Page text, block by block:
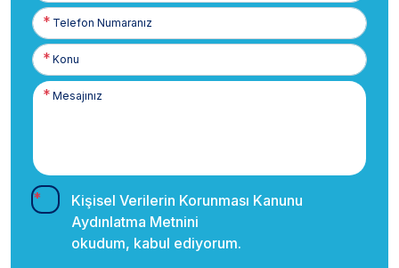
Telefon
Numaranız
Kişisel Verilerin Korunması Kanunu
Aydınlatma Metnini
okudum, kabul ediyorum.